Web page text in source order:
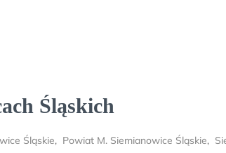
Śląskich
Śląskie, Powiat M. Siemianowice Śląskie,